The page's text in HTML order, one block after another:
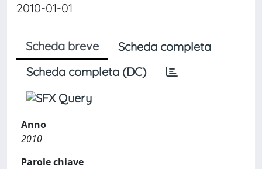
2010-01-01
Scheda breve
Scheda completa
Scheda completa (DC)
Anno
2010
Parole chiave